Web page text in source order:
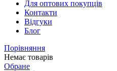
Для оптових покупців
Контакти
Відгуки
Блог
Порівняння
Немає товарів
Обране